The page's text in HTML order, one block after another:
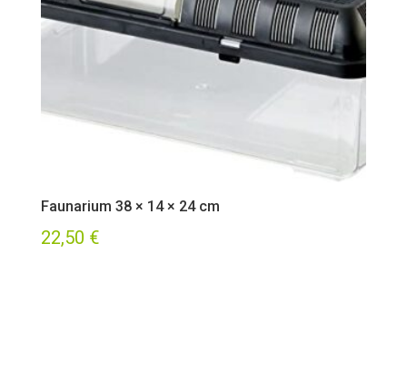
Faunarium 38 × 14 × 24 cm
22,50 €